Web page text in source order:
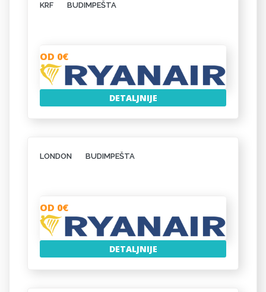
KRF BUDIMPEŠTA
OD 0€
DETALJNIJE
LONDON BUDIMPEŠTA
OD 0€
DETALJNIJE